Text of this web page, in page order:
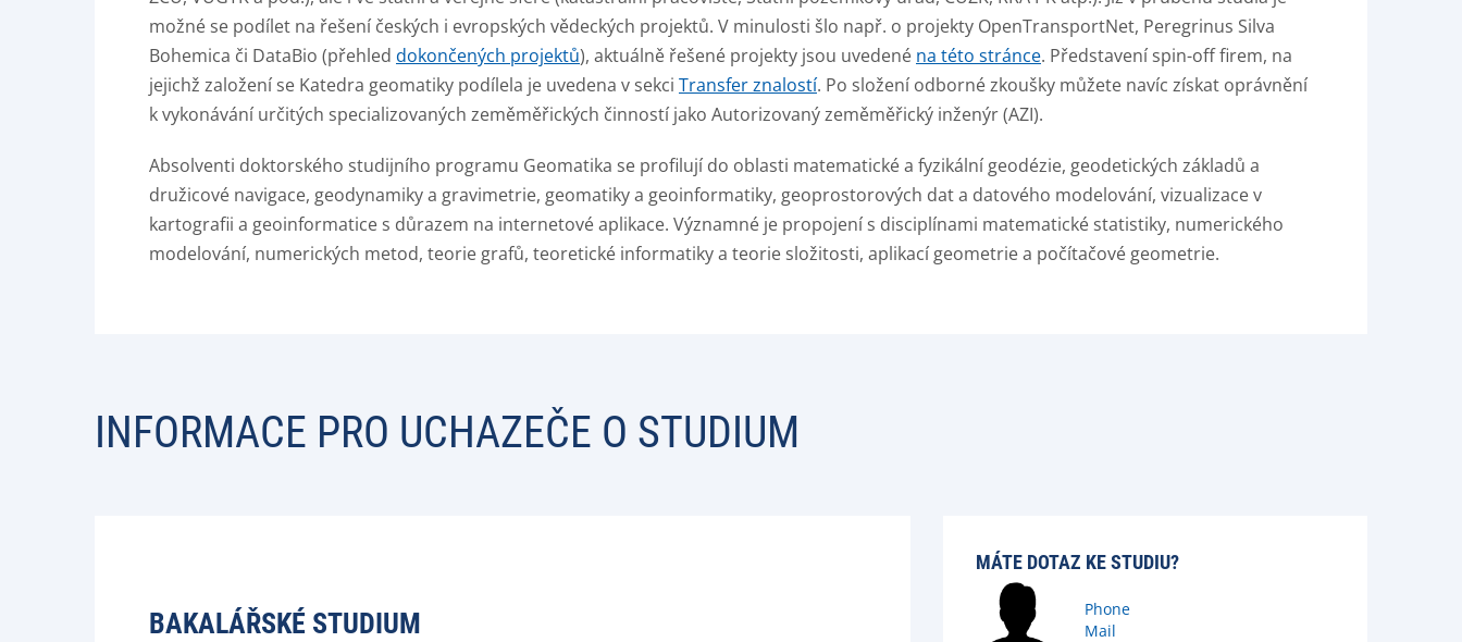
možné se podílet na řešení českých i evropských vědeckých projektů. V minulosti šlo např. o projekty OpenTransportNet, Peregrinus Silva
Bohemica či DataBio (přehled dokončených projektů), aktuálně řešené projekty jsou uvedené na této stránce. Představení spin-off firem, na
jejichž založení se Katedra geomatiky podílela je uvedena v sekci Transfer znalostí. Po složení odborné zkoušky můžete navíc získat oprávnění
k vykonávání určitých specializovaných zeměměřických činností jako Autorizovaný zeměměřický inženýr (AZI).
Absolventi doktorského studijního programu Geomatika se profilují do oblasti matematické a fyzikální geodézie, geodetických základů a
družicové navigace, geodynamiky a gravimetrie, geomatiky a geoinformatiky, geoprostorových dat a datového modelování, vizualizace v
kartografii a geoinformatice s důrazem na internetové aplikace. Významné je propojení s disciplínami matematické statistiky, numerického
modelování, numerických metod, teorie grafů, teoretické informatiky a teorie složitosti, aplikací geometrie a počítačové geometrie.
INFORMACE PRO UCHAZEČE O STUDIUM
BAKALÁŘSKÉ STUDIUM
MÁTE DOTAZ KE STUDIU?
Phone
Mail